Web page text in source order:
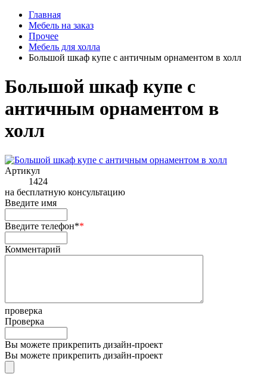
Главная
Мебель на заказ
Прочее
Мебель для холла
Большой шкаф купе с античным орнаментом в холл
Большой шкаф купе с
античным орнаментом в
холл
Артикул
1424
на бесплатную консультацию
Введите имя
Введите телефон**
Комментарий
проверка
Проверка
Вы можете прикрепить дизайн-проект
Вы можете прикрепить дизайн-проект